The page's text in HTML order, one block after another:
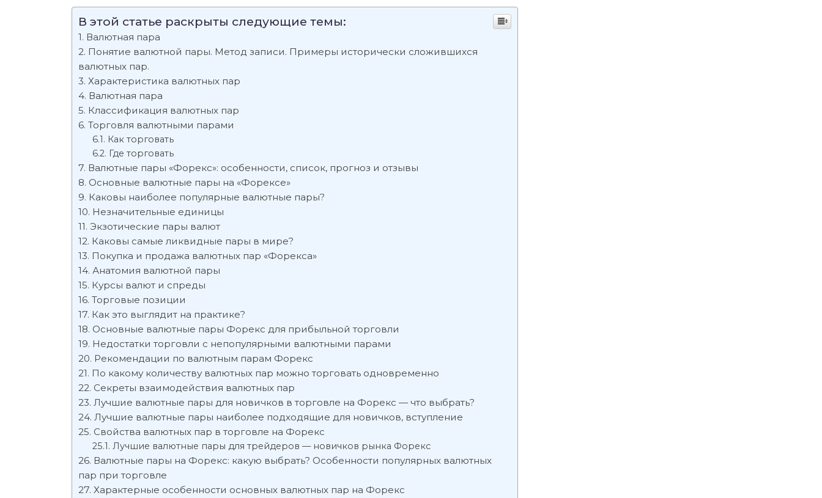
В этой статье раскрыты следующие темы:
Валютная пара
Понятие валютной пары. Метод записи. Примеры исторически сложившихся
валютных пар.
Характеристика валютных пар
Валютная пара
Классификация валютных пар
Торговля валютными парами
Как торговать
Где торговать
Валютные пары «Форекс»: особенности, список, прогноз и отзывы
Основные валютные пары на «Форексе»
Каковы наиболее популярные валютные пары?
Незначительные единицы
Экзотические пары валют
Каковы самые ликвидные пары в мире?
Покупка и продажа валютных пар «Форекса»
Анатомия валютной пары
Курсы валют и спреды
Торговые позиции
Как это выглядит на практике?
Основные валютные пары Форекс для прибыльной торговли
Недостатки торговли с непопулярными валютными парами
Рекомендации по валютным парам Форекс
По какому количеству валютных пар можно торговать одновременно
Секреты взаимодействия валютных пар
Лучшие валютные пары для новичков в торговле на Форекс — что выбрать?
Лучшие валютные пары наиболее подходящие для новичков, вступление
Свойства валютных пар в торговле на Форекс
Лучшие валютные пары для трейдеров — новичков рынка Форекс
Валютные пары на Форекс: какую выбрать? Особенности популярных валютных
пар при торговле
Характерные особенности основных валютных пар на Форекс